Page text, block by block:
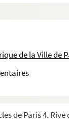
de la Ville de
de Paris 4.
et de danse de